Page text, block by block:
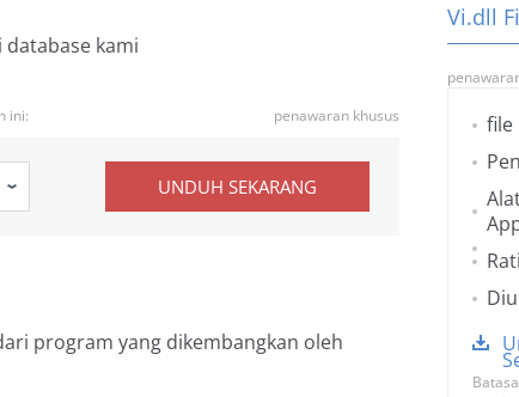
kami
ini: penawaran khusus
UNDUH SEKARANG
program yang dikembangkan oleh
Vi.dll
file